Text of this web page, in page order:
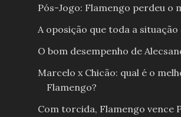
Pós-Jogo: Flamengo perdeu o
A oposição que toda a situação
O bom desempenho de
Marcelo x Chicão: qual é o
Flamengo?
Com torcida, Flamengo vence